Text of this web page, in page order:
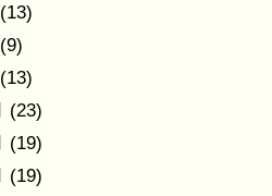
(13)
(9)
(13)
(23)
(19)
(19)